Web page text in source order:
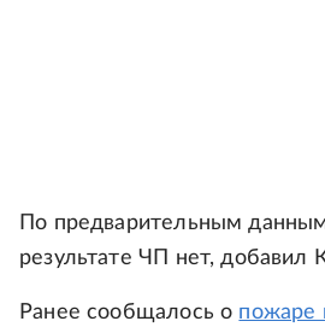
По предварительным
результате ЧП нет, добавил
Ранее сообщалось о пожаре